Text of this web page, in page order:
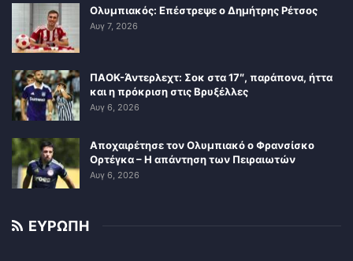
Ολυμπιακός: Επέστρεψε ο Δημήτρης Ρέτσος
Αυγ 7, 2026
ΠΑΟΚ-Άντερλεχτ: Σοκ στα 17″, παράπονα, ήττα
και η πρόκριση στις Βρυξέλλες
Αυγ 6, 2026
Αποχαιρέτησε τον Ολυμπιακό ο Φρανσίσκο
Ορτέγκα – Η απάντηση των Πειραιωτών
Αυγ 6, 2026
ΕΥΡΩΠΗ